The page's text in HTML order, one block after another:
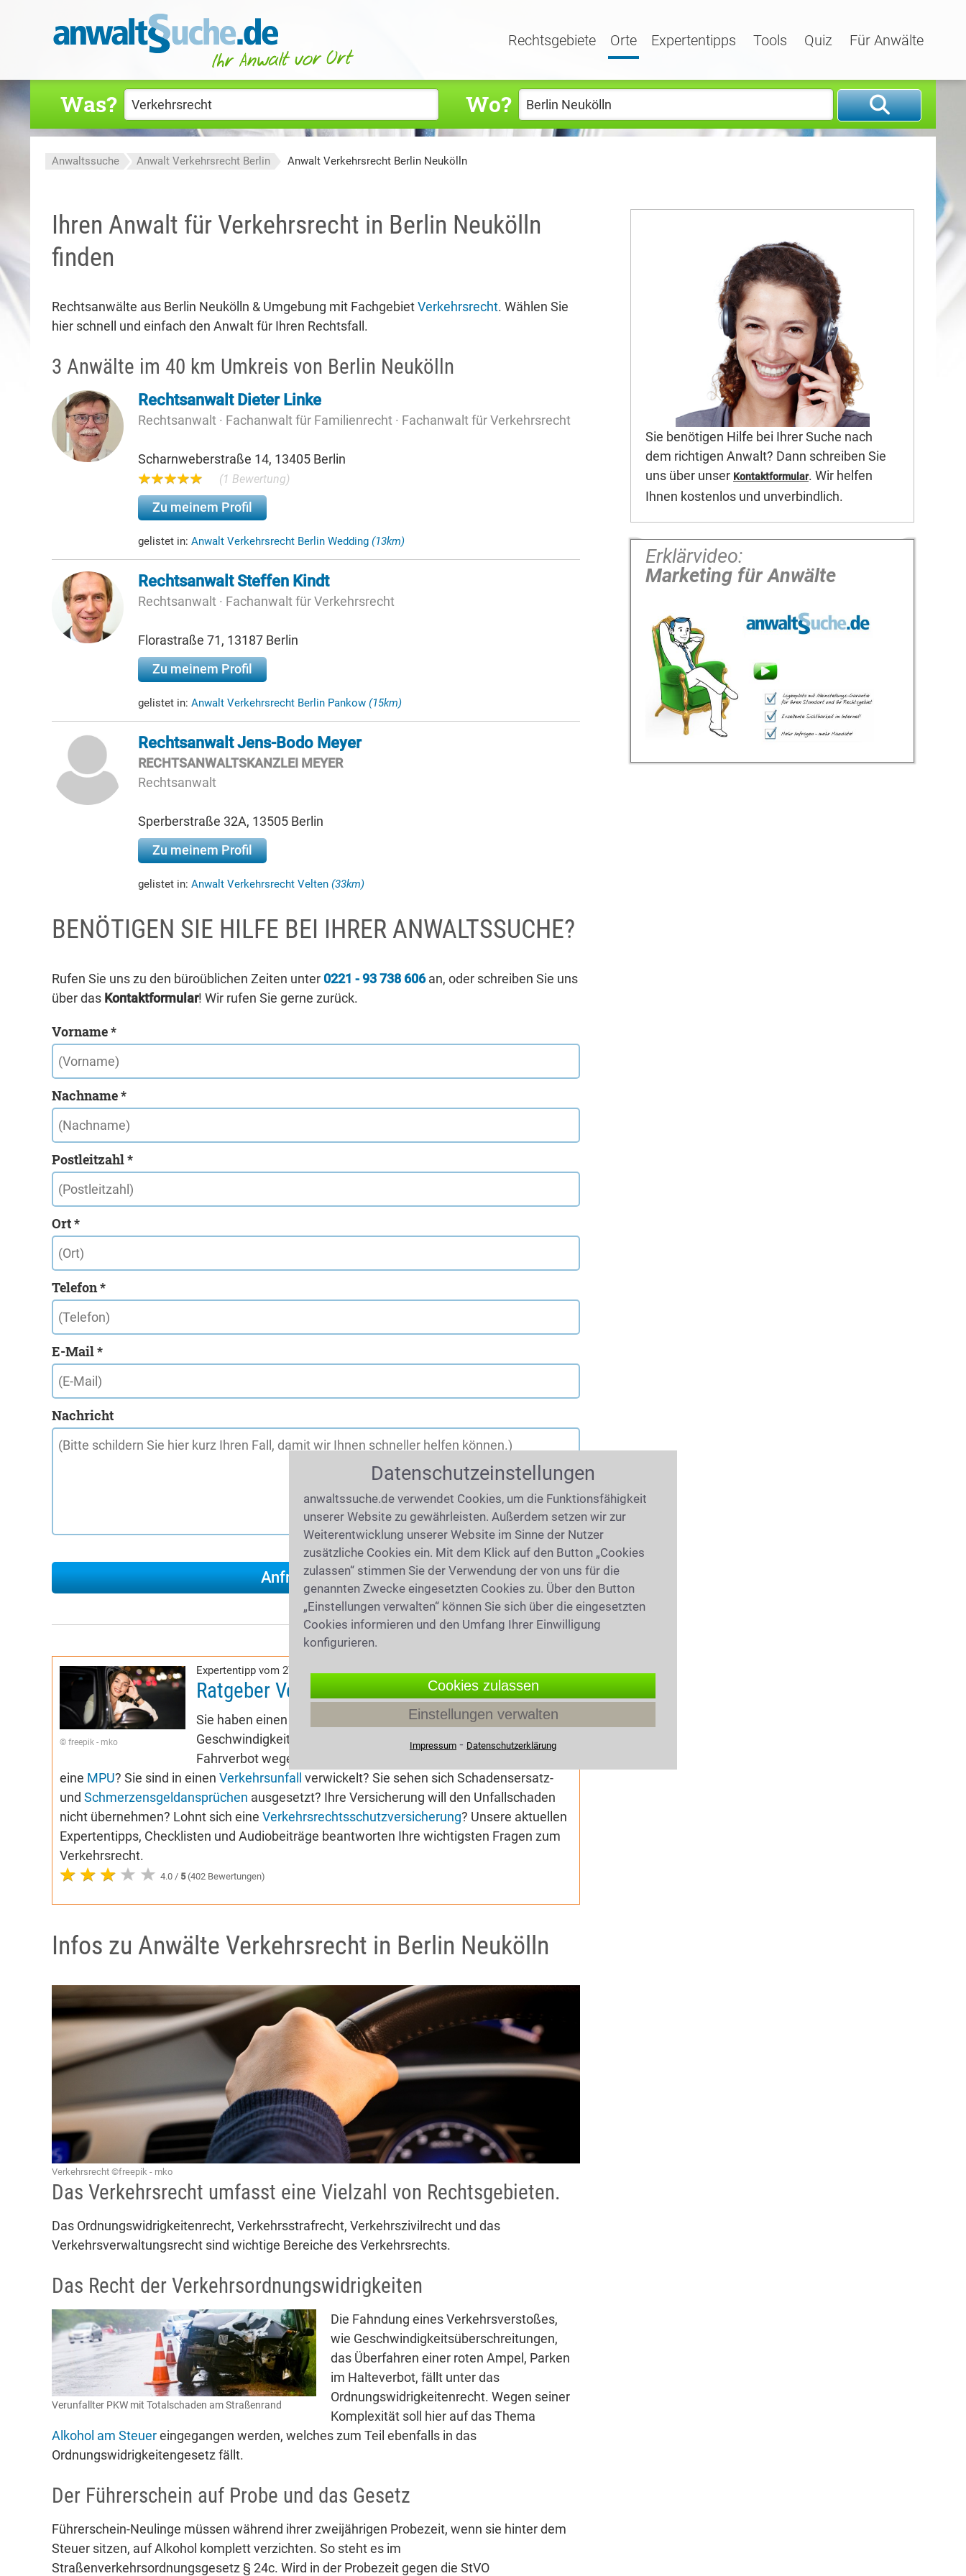
Rechtsgebiete Orte Expertentipps Tools Quiz Für Anwälte
Was? Wo?
Anwaltssuche Anwalt Verkehrsrecht Berlin Anwalt Verkehrsrecht Berlin Neukölln
Ihren Anwalt für Verkehrsrecht in Berlin Neukölln
finden
Rechtsanwälte aus Berlin Neukölln & Umgebung mit FachgebietVerkehrsrecht. Wählen Sie
hier schnell und einfach den Anwalt für Ihren Rechtsfall.
3 Anwälte im 40 km Umkreis von Berlin Neukölln
Rechtsanwalt Dieter Linke
Rechtsanwalt · Fachanwalt für Familienrecht · Fachanwalt für Verkehrsrecht
Scharnweberstraße 14, 13405 Berlin
(1 Bewertung)
Zu meinem Profil
gelistet in: Anwalt Verkehrsrecht Berlin Wedding (13km)
Rechtsanwalt Steffen Kindt
Rechtsanwalt · Fachanwalt für Verkehrsrecht
Florastraße 71, 13187 Berlin
Zu meinem Profil
gelistet in: Anwalt Verkehrsrecht Berlin Pankow (15km)
Rechtsanwalt Jens-Bodo Meyer
RECHTSANWALTSKANZLEI MEYER
Rechtsanwalt
Sperberstraße 32A, 13505 Berlin
Zu meinem Profil
gelistet in: Anwalt Verkehrsrecht Velten (33km)
BENÖTIGEN SIE HILFE BEI IHRER ANWALTSSUCHE?
Rufen Sie uns zu den büroüblichen Zeiten unter 0221 - 93 738 606an, oder schreiben Sie uns
über das Kontaktformular! Wir rufen Sie gerne zurück.
Vorname *
Nachname *
Postleitzahl *
Ort *
Telefon *
E-Mail *
Nachricht
© freepik - mko
Expertentipp vom 27.04.2019(6320 mal gelesen)
Ratgeber Verkehrsrecht
Sie haben einen Bußgeldbescheid wegen
Geschwindigkeitsüberschreitung erhalten? Ihnen droht ein
Fahrverbot wegen
eine MPU? Sie sind in einen Verkehrsunfall
verwickelt? Sie sehen sich Schadensersatz-
und Schmerzensgeldansprüchen ausgesetzt? Ihre Versicherung will den Unfallschaden
nicht übernehmen? Lohnt sich eine Verkehrsrechtsschutzversicherung? Unsere aktuellen
Expertentipps, Checklisten und Audiobeiträge beantworten Ihre wichtigsten Fragen zum
Verkehrsrecht.
4.0 / 5(402 Bewertungen)
Infos zu Anwälte Verkehrsrecht in Berlin Neukölln
Verkehrsrecht ©freepik - mko
Das Verkehrsrecht umfasst eine Vielzahl von Rechtsgebieten.
Das Ordnungswidrigkeitenrecht, Verkehrsstrafrecht, Verkehrszivilrecht und das
Verkehrsverwaltungsrecht sind wichtige Bereiche des Verkehrsrechts.
Das Recht der Verkehrsordnungswidrigkeiten
Verunfallter PKW mit Totalschaden am Straßenrand
Die Fahndung eines Verkehrsverstoßes,
wie Geschwindigkeitsüberschreitungen,
das Überfahren einer roten Ampel, Parken
im Halteverbot, fällt unter das
Ordnungswidrigkeitenrecht. Wegen seiner
Komplexität soll hier auf das Thema
Alkohol am Steuereingegangen werden, welches zum Teil ebenfalls in das
Ordnungswidrigkeitengesetz fällt.
Der Führerschein auf Probe und das Gesetz
Führerschein-Neulinge müssen während ihrer zweijährigen Probezeit, wenn sie hinter dem
Steuer sitzen, auf Alkohol komplett verzichten. So steht es im
Straßenverkehrsordnungsgesetz § 24c. Wird in der Probezeit gegen die StVO
Sie benötigen Hilfe bei Ihrer Suche nach
dem richtigen Anwalt? Dann schreiben Sie
uns über unser Kontaktformular. Wir helfen
Ihnen kostenlos und unverbindlich.
Erklärvideo:
Marketing für Anwälte
Datenschutzeinstellungen
anwaltssuche.de verwendet Cookies, um die Funktionsfähigkeit
unserer Website zu gewährleisten. Außerdem setzen wir zur
Weiterentwicklung unserer Website im Sinne der Nutzer
zusätzliche Cookies ein. Mit dem Klick auf den Button „Cookies
zulassen“ stimmen Sie der Verwendung der von uns für die
genannten Zwecke eingesetzten Cookies zu. Über den Button
„Einstellungen verwalten“ können Sie sich über die eingesetzten
Cookies informieren und den Umfang Ihrer Einwilligung
konfigurieren.
Cookies zulassen
Einstellungen verwalten
Impressum ⁃ Datenschutzerklärung